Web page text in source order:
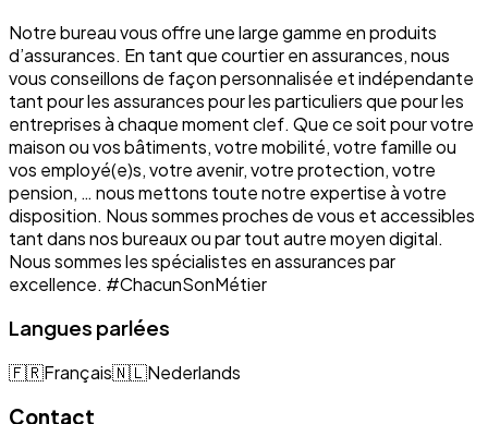
Notre bureau vous offre une large gamme en produits
d’assurances. En tant que courtier en assurances, nous
vous conseillons de façon personnalisée et indépendante
tant pour les assurances pour les particuliers que pour les
entreprises à chaque moment clef. Que ce soit pour votre
maison ou vos bâtiments, votre mobilité, votre famille ou
vos employé(e)s, votre avenir, votre protection, votre
pension, … nous mettons toute notre expertise à votre
disposition. Nous sommes proches de vous et accessibles
tant dans nos bureaux ou par tout autre moyen digital.
Nous sommes les spécialistes en assurances par
excellence. #ChacunSonMétier
Langues parlées
🇫🇷Français🇳🇱Nederlands
Contact